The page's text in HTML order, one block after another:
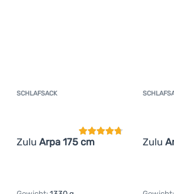
SCHLAFSACK
Zulu Arpa 175 cm
Kundenbewertung
Zulu